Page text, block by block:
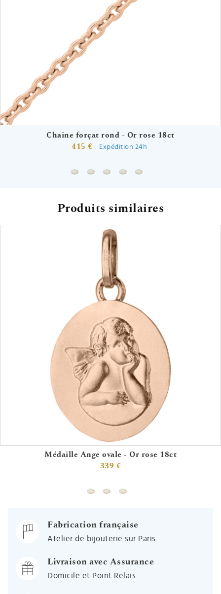
Chaine forçat rond - Or rose 18ct
415 €
Expédition 24h
Produits similaires
Médaille Ange ovale - Or rose 18ct
339 €
Fabrication française
Atelier de bijouterie sur Paris
Livraison avec Assurance
Domicile et Point Relais